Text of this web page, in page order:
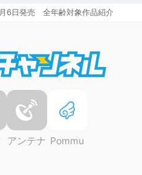
6日発売 全年齢対象作品紹介
アンテナ Pommu